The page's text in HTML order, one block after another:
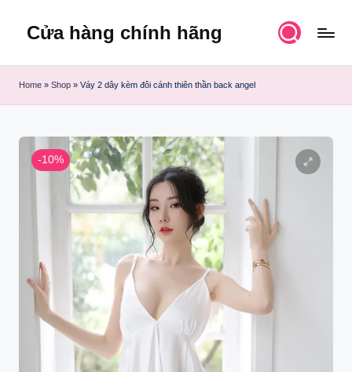
Cửa hàng chính hãng
Home » Shop » Váy 2 dây kèm đôi cánh thiên thần back angel
-10%